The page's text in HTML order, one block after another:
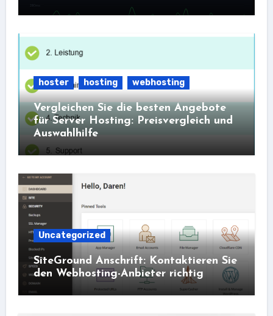
hoster hosting webhosting
Vergleichen Sie die besten Angebote
für Server Hosting: Preisvergleich und
Auswahlhilfe
Uncategorized
SiteGround Anschrift: Kontaktieren Sie
den Webhosting-Anbieter richtig